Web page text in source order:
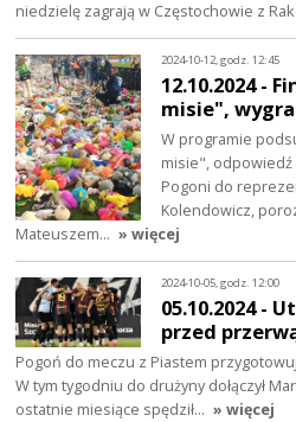
niedzielę zagrają w Częstochowie z
2024-10-12, godz. 12:45
12.10.2024 -
misie",
W programie
misie",
Pogoni do
Kolendowicz,
Mateuszem… » więcej
2024-10-05, godz. 12:00
05.10.2024 -
przed
Pogoń do meczu z Piastem
W tym tygodniu do drużyny dołączył
ostatnie miesiące spędził… » więcej